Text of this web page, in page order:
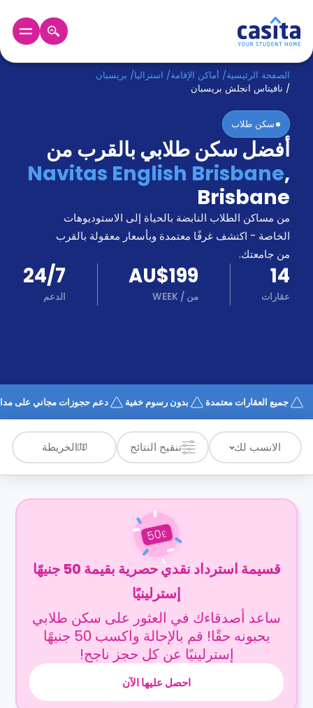
الرئيسية عربي AUD
دخول
حجز
السكن
من
نحن؟
المدونة
أخبر
أصدقائك
و
اكسب
كن
شريكا
الدعم
كيف
تعمل؟
الأسئلة
الشائعة
الصفحة الرئيسية/ أماكن الإقامة/ استراليا/ بريسبان
/ نافيتاس انجلش بريسبان
سكن طلاب
أفضل سكن طلابي بالقرب من
Navitas English Brisbane,
Brisbane
من مساكن الطلاب النابضة بالحياة إلى الاستوديوهات
الخاصة - اكتشف غرفًا معتمدة وبأسعار معقولة بالقرب
من جامعتك.
14
عقارات
AU$199
من /
WEEK
24/7
الدعم
جميع العقارات معتمدة بدون رسوم خفية دعم حجوزات مجاني على مدار
الانسب لك تنقيح النتائج الخريطة
£
50
قسيمة استرداد نقدي حصرية بقيمة 50 جنيهًا
إسترلينيًا
ساعد أصدقاءك في العثور على سكن طلابي
يحبونه حقًا! قم بالإحالة واكسب 50 جنيهًا
إسترلينيًا عن كل حجز ناجح!
احصل عليها الآن